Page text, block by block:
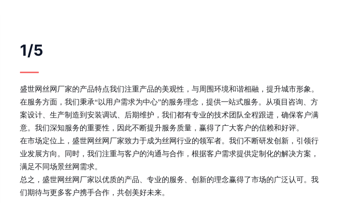
1/5
盛世网丝网厂家的产品特点我们注重产品的美观性，与周围环境和谐相融，提升城市形象。
在服务方面，我们秉承“以用户需求为中心”的服务理念，提供一站式服务。从项目咨询、方
案设计、生产制造到安装调试、后期维护，我们都有专业的技术团队全程跟进，确保客户满
意。我们深知服务的重要性，因此不断提升服务质量，赢得了广大客户的信赖和好评。
在市场定位上， 盛世网丝网厂家致力于成为丝网行业的领军者。我们不断研发创新，引领行
业发展方向。同时，我们注重与客户的沟通与合作，根据客户需求提供定制化的解决方案，
满足不同场景丝网需求。
总之， 盛世网丝网厂家以优质的产品、专业的服务、创新的理念赢得了市场的广泛认可。我
们期待与更多客户携手合作，共创美好未来。